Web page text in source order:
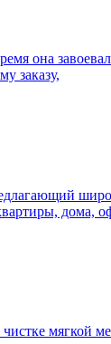
она
заказу,
дома,
мягкой